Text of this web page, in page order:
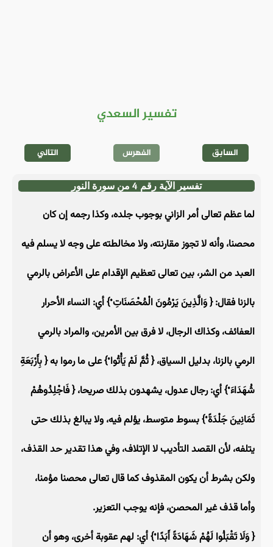
تفسير السعدي
السابق الفهرس التالي
تفسير الآية رقم 4 من سورة النور
لما عظم تعالى أمر الزاني بوجوب جلده، وكذا رجمه إن كان
محصنا، وأنه لا تجوز مقارنته، ولا مخالطته على وجه لا يسلم فيه
العبد من الشر، بين تعالى تعظيم الإقدام على الأعراض بالرمي
بالزنا فقال: { وَالَّذِينَ يَرْمُونَ الْمُحْصَنَاتِ ْ} أي: النساء الأحرار
العفائف، وكذاك الرجال، لا فرق بين الأمرين، والمراد بالرمي
الرمي بالزنا، بدليل السياق، { ثُمَّ لَمْ يَأْتُوا ْ} على ما رموا به { بِأَرْبَعَةِ
شُهَدَاءَ ْ} أي: رجال عدول، يشهدون بذلك صريحا، { فَاجْلِدُوهُمْ
ثَمَانِينَ جَلْدَةً ْ} بسوط متوسط، يؤلم فيه، ولا يبالغ بذلك حتى
يتلفه، لأن القصد التأديب لا الإتلاف، وفي هذا تقدير حد القذف،
ولكن بشرط أن يكون المقذوف كما قال تعالى محصنا مؤمنا،
وأما قذف غير المحصن، فإنه يوجب التعزير.
{ وَلَا تَقْبَلُوا لَهُمْ شَهَادَةً أَبَدًا ْ} أي: لهم عقوبة أخرى، وهو أن